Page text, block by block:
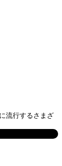
流行するさまざ